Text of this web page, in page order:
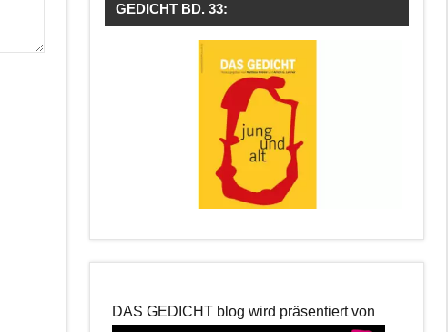
GEDICHT BD. 33:
DAS GEDICHT blog wird präsentiert von